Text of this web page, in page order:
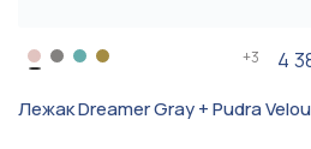
+3 4
Лежак Dreamer Gray + Pudra